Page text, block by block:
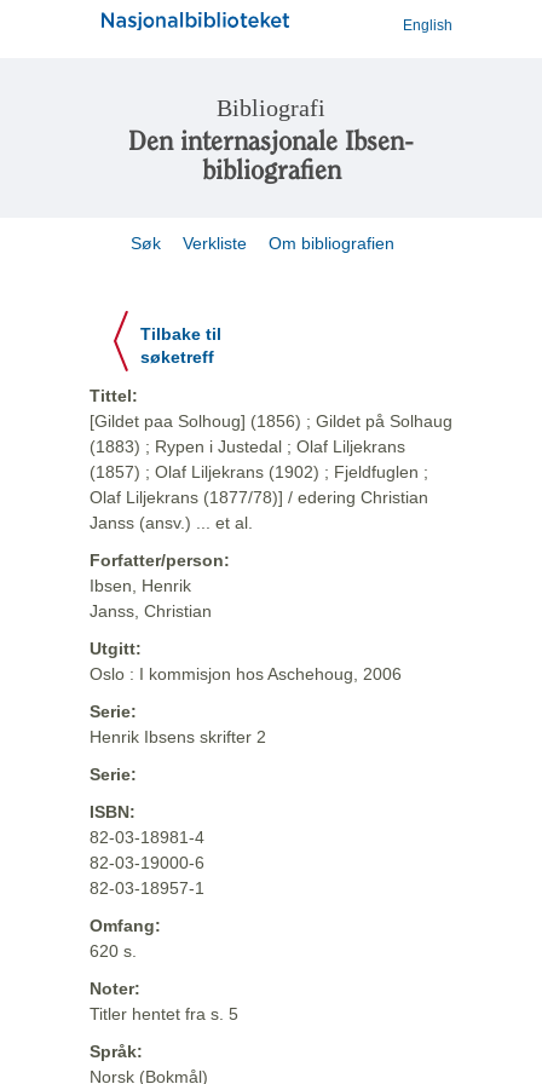
English
Bibliografi
Den internasjonale Ibsen-
bibliografien
Søk Verkliste Om bibliografien
Tilbake til
søketreff
Tittel:
[Gildet paa Solhoug] (1856) ; Gildet på Solhaug
(1883) ; Rypen i Justedal ; Olaf Liljekrans
(1857) ; Olaf Liljekrans (1902) ; Fjeldfuglen ;
Olaf Liljekrans (1877/78)] / edering Christian
Janss (ansv.) ... et al.
Forfatter/person:
Ibsen, Henrik
Janss, Christian
Utgitt:
Oslo : I kommisjon hos Aschehoug, 2006
Serie:
Henrik Ibsens skrifter 2
Serie:
ISBN:
82-03-18981-4
82-03-19000-6
82-03-18957-1
Omfang:
620 s.
Noter:
Titler hentet fra s. 5
Språk:
Norsk (Bokmål)